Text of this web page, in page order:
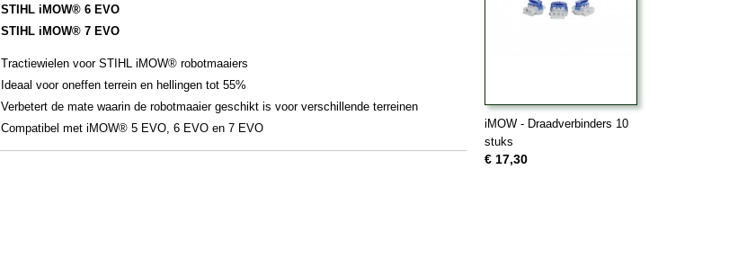
STIHL iMOW® 6 EVO
STIHL iMOW® 7 EVO
Tractiewielen voor STIHL iMOW® robotmaaiers
Ideaal voor oneffen terrein en hellingen tot 55%
Verbetert de mate waarin de robotmaaier geschikt is voor verschillende terreinen
Compatibel met iMOW® 5 EVO, 6 EVO en 7 EVO
iMOW - Draadverbinders 10
stuks
€ 17,30